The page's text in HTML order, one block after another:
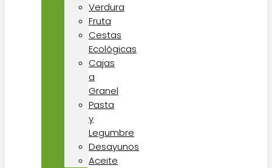
Verdura
Fruta
Cestas
Ecológicas
Cajas
a
Granel
Pasta
y
Legumbre
Desayunos
Aceite